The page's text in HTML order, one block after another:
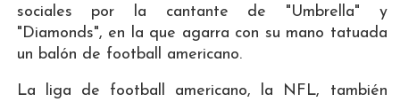
sociales por la cantante de "Umbrella" y
"Diamonds", en la que agarra con su mano tatuada
un balón de football americano.
La liga de football americano, la NFL, también